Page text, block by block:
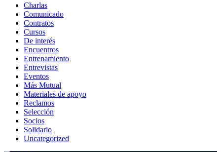
Charlas
Comunicado
Contratos
Cursos
De interés
Encuentros
Entrenamiento
Entrevistas
Eventos
Más Mutual
Materiales de apoyo
Reclamos
Selección
Socios
Solidario
Uncategorized